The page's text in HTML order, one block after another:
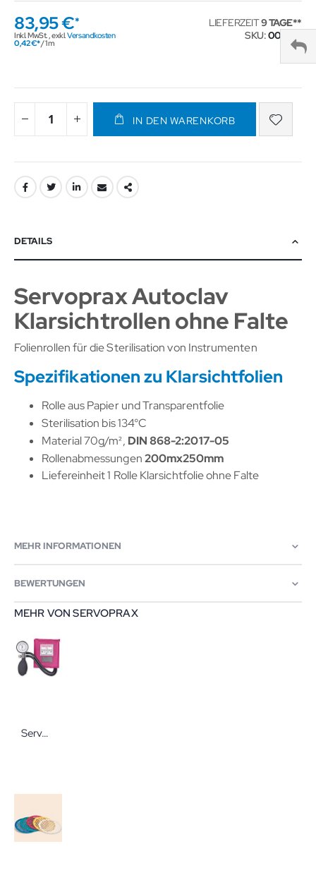
83,95 €
Inkl. MwSt.,exkl.Versandkosten
0,42 € / 1 m
LIEFERZEIT9 TAGE
SKU 001538
IN DEN WARENKORB
DETAILS
Servoprax Autoclav
Klarsichtrollen ohne Falte
Folienrollen für die Sterilisation von Instrumenten
Spezifikationen zu Klarsichtfolien
Rolle aus Papier und Transparentfolie
Sterilisation bis 134°C
Material 70g/m², DIN 868-2:2017-05
Rollenabmessungen200mx250mm
Liefereinheit 1 Rolle Klarsichtfolie ohne Falte
MEHR INFORMATIONEN
BEWERTUNGEN
MEHR VON SERVOPRAX
Servoprax Pressure Man II Chrome Line Blutdruckmessgerät